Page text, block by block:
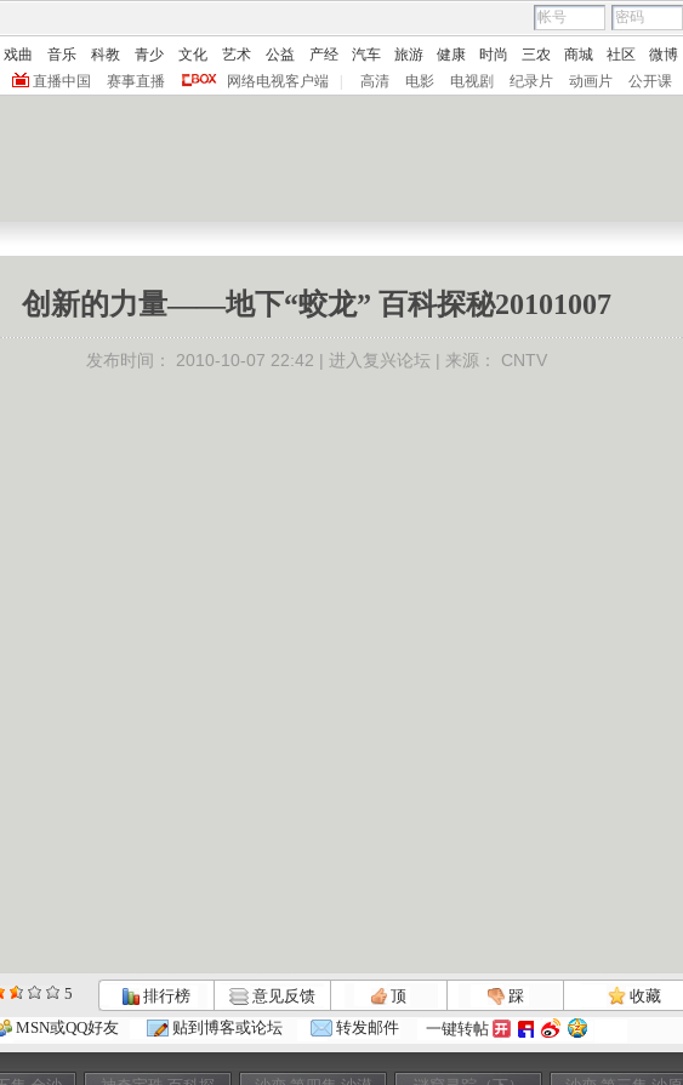
戏曲 音乐 科教 青少 文化 艺术 公益 产经 汽车 旅游 健康 时尚 三农 商城 社区 微博
直播中国 赛事直播 网络电视客户端 高清 电影 电视剧 纪录片 动画片 公开课
创新的力量——地下“蛟龙” 百科探秘20101007
发布时间： 2010-10-07 22:42 | 进入复兴论坛 | 来源： CNTV
5 排行榜 意见反馈 顶 踩
收藏
MSN或QQ好友 贴到博客或论坛 转发邮件 一键转帖